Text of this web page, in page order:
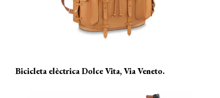
Bicicleta elèctrica Dolce Vita, Via Veneto.